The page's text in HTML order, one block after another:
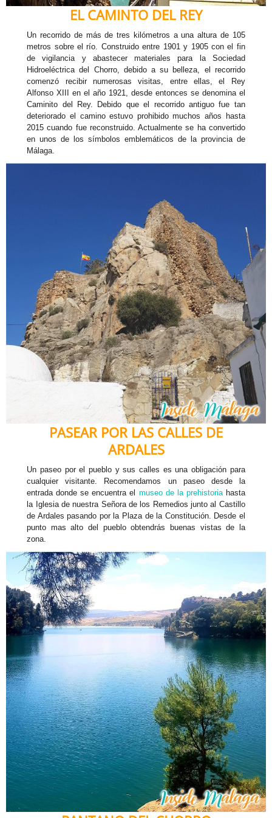
EL CAMINTO DEL REY
Un recorrido de más de tres kilómetros a una altura de 105
metros sobre el río. Construido entre 1901 y 1905 con el fin
de vigilancia y abastecer materiales para la Sociedad
Hidroeléctrica del Chorro, debido a su belleza, el recorrido
comenzó recibir numerosas visitas, entre ellas, el Rey
Alfonso XIII en el año 1921, desde entonces se denomina el
Caminito del Rey. Debido que el recorrido antiguo fue tan
deteriorado el camino estuvo prohibido muchos años hasta
2015 cuando fue reconstruido. Actualmente se ha convertido
en unos de los símbolos emblemáticos de la provincia de
Málaga.
PASEAR POR LAS CALLES DE
ARDALES
Un paseo por el pueblo y sus calles es una obligación para
cualquier visitante. Recomendamos un paseo desde la
entrada donde se encuentra el museo de la prehistoriahasta
la Iglesia de nuestra Señora de los Remedios junto al Castillo
de Ardales pasando por la Plaza de la Constitución. Desde el
punto mas alto del pueblo obtendrás buenas vistas de la
zona.